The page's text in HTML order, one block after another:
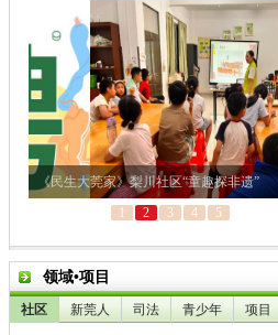
领域•项目
社区 新莞人 司法 青少年 项目